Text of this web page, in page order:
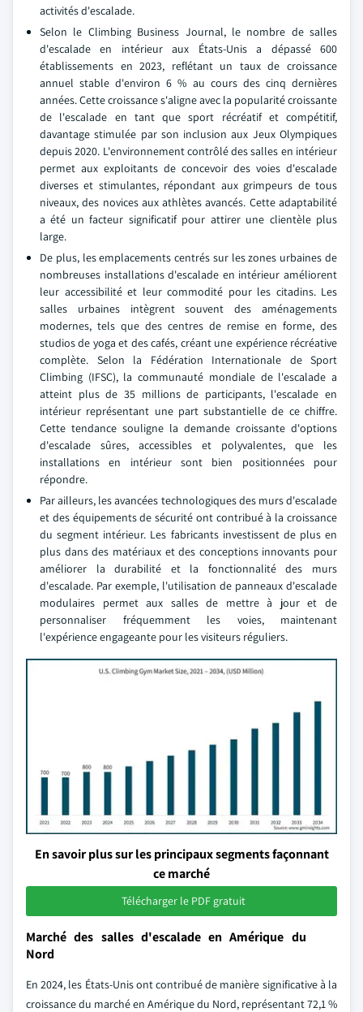
activités d'escalade.
Selon le Climbing Business Journal, le nombre de salles
d'escalade en intérieur aux États-Unis a dépassé 600
établissements en 2023, reflétant un taux de croissance
annuel stable d'environ 6 % au cours des cinq dernières
années. Cette croissance s'aligne avec la popularité croissante
de l'escalade en tant que sport récréatif et compétitif,
davantage stimulée par son inclusion aux Jeux Olympiques
depuis 2020. L'environnement contrôlé des salles en intérieur
permet aux exploitants de concevoir des voies d'escalade
diverses et stimulantes, répondant aux grimpeurs de tous
niveaux, des novices aux athlètes avancés. Cette adaptabilité
a été un facteur significatif pour attirer une clientèle plus
large.
De plus, les emplacements centrés sur les zones urbaines de
nombreuses installations d'escalade en intérieur améliorent
leur accessibilité et leur commodité pour les citadins. Les
salles urbaines intègrent souvent des aménagements
modernes, tels que des centres de remise en forme, des
studios de yoga et des cafés, créant une expérience récréative
complète. Selon la Fédération Internationale de Sport
Climbing (IFSC), la communauté mondiale de l'escalade a
atteint plus de 35 millions de participants, l'escalade en
intérieur représentant une part substantielle de ce chiffre.
Cette tendance souligne la demande croissante d'options
d'escalade sûres, accessibles et polyvalentes, que les
installations en intérieur sont bien positionnées pour
répondre.
Par ailleurs, les avancées technologiques des murs d'escalade
et des équipements de sécurité ont contribué à la croissance
du segment intérieur. Les fabricants investissent de plus en
plus dans des matériaux et des conceptions innovants pour
améliorer la durabilité et la fonctionnalité des murs
d'escalade. Par exemple, l'utilisation de panneaux d'escalade
modulaires permet aux salles de mettre à jour et de
personnaliser fréquemment les voies, maintenant
l'expérience engageante pour les visiteurs réguliers.
En savoir plus sur les principaux segments façonnant
ce marché
Télécharger le PDF gratuit
Marché des salles d'escalade en Amérique du
Nord
En 2024, les États-Unis ont contribué de manière significative à la
croissance du marché en Amérique du Nord, représentant 72,1 %